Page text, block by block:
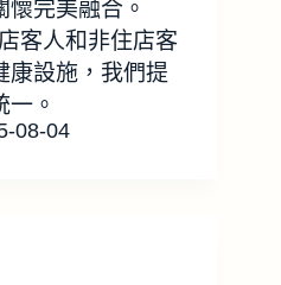
完美融合。
客人和非住店客
康設施，我們提
。
08-04